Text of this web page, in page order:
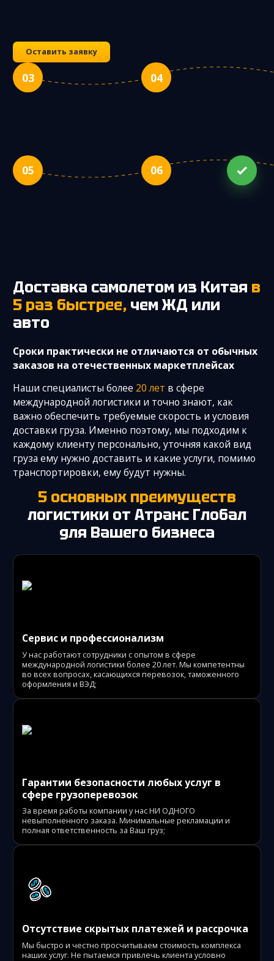
Оставить заявку
03 04
05 06
Доставка самолетом из Китая в
5 раз быстрее, чем ЖД или
авто
Cроки практически не отличаются от обычных
заказов на отечественных маркетплейсах
Наши специалисты более 20 лет в сфере
международной логистики и точно знают, как
важно обеспечить требуемые скорость и условия
доставки груза. Именно поэтому, мы подходим к
каждому клиенту персонально, уточняя какой вид
груза ему нужно доставить и какие услуги, помимо
транспортировки, ему будут нужны.
5 основных преимуществ
логистики от Атранс Глобал
для Вашего бизнеса
Сервис и профессионализм
У нас работают сотрудники с опытом в сфере
международной логистики более 20 лет. Мы компетентны
во всех вопросах, касающихся перевозок, таможенного
оформления и ВЭД;
Гарантии безопасности любых услуг в
сфере грузоперевозок
За время работы компании у нас НИ ОДНОГО
невыполненного заказа. Минимальные рекламации и
полная ответственность за Ваш груз;
Отсутствие скрытых платежей и рассрочка
Мы быстро и честно просчитываем стоимость комплекса
наших услуг. Не пытаемся привлечь клиента условно